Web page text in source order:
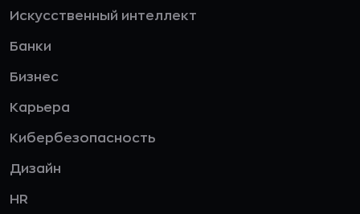
Искусственный интеллект
Банки
Бизнес
Карьера
Кибербезопасность
Дизайн
HR